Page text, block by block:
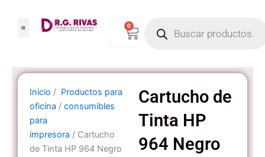
0
Carrito
search
Inicio / Productos para
oficina / consumibles
para
impresora / Cartucho
de Tinta HP 964 Negro
Cartucho de
Tinta HP
964 Negro